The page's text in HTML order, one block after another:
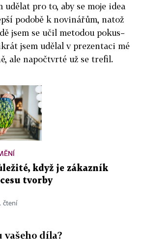
udělat pro to, aby se moje idea
podobě k novinářům, natož
jsem se učil metodou pokus–
jsem udělal v prezentaci mé
ale napočtvrté už se trefil.
když je zákazník
tvorby
čtení
vašeho díla?